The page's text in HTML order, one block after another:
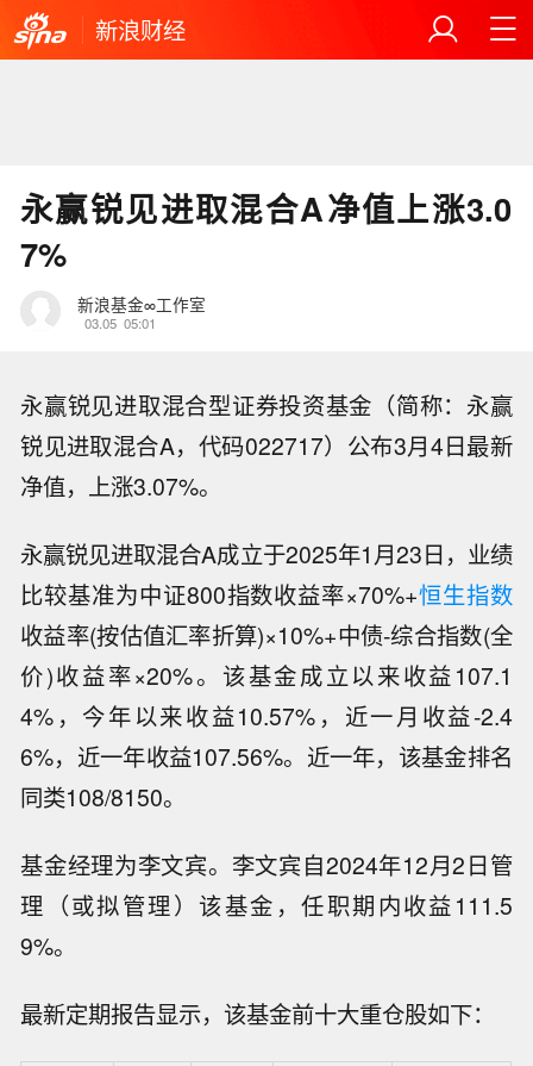
新浪财经
永赢锐见进取混合A净值上涨3.0
7%
新浪基金∞工作室
03.05 05:01
永赢锐见进取混合型证券投资基金（简称：永赢
锐见进取混合A，代码022717）公布3月4日最新
净值，上涨3.07%。
永赢锐见进取混合A成立于2025年1月23日，业绩
比较基准为中证800指数收益率×70%+恒生指数
收益率(按估值汇率折算)×10%+中债-综合指数(全
价)收益率×20%。该基金成立以来收益107.1
4%，今年以来收益10.57%，近一月收益-2.4
6%，近一年收益107.56%。近一年，该基金排名
同类108/8150。
基金经理为李文宾。李文宾自2024年12月2日管
理（或拟管理）该基金，任职期内收益111.5
9%。
最新定期报告显示，该基金前十大重仓股如下：